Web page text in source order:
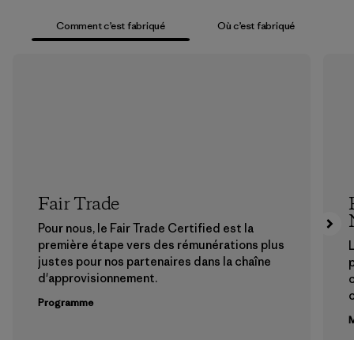
Comment c’est fabriqué Où c’est fabriqué
Fair Trade
Pour nous, le Fair Trade Certified est la
première étape vers des rémunérations plus
justes pour nos partenaires dans la chaîne
d'approvisionnement.
Programme